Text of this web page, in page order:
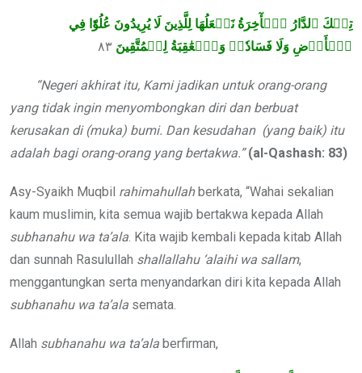
تِلۡكَ ٱلدَّارُ ٱلۡأٓخِرَةُ نَجۡعَلُهَا لِلَّذِينَ لَا يُرِيدُونَ عُلُوّٗا فِي
ٱلۡأَرۡضِ وَلَا فَسَادٗاۚ وَٱلۡعَٰقِبَةُ لِلۡمُتَّقِينَ
“Negeri akhirat itu, Kami jadikan untuk orang-orang
yang tidak ingin menyombongkan diri dan berbuat
kerusakan di (muka) bumi. Dan kesudahan (yang baik) itu
adalah bagi orang-orang yang bertakwa.”(al-Qashash: 83)
Asy-Syaikh Muqbil rahimahullahberkata, “Wahai sekalian
kaum muslimin, kita semua wajib bertakwa kepada Allah
subhanahu wa ta’ala . Kita wajib kembali kepada kitab Allah
dan sunnah Rasulullah shallallahu ‘alaihi wa sallam,
menggantungkan serta menyandarkan diri kita kepada Allah
subhanahu wa ta’ala semata.
Allah subhanahu wa ta’ala berfirman,